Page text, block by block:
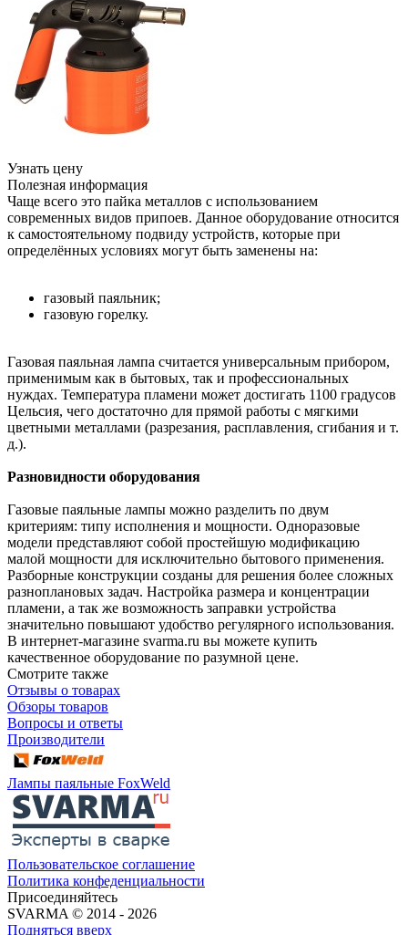
Узнать цену
Полезная информация
Чаще всего это пайка металлов с использованием
современных видов припоев. Данное оборудование относится
к самостоятельному подвиду устройств, которые при
определённых условиях могут быть заменены на:
газовый паяльник;
газовую горелку.
Газовая паяльная лампа считается универсальным прибором,
применимым как в бытовых, так и профессиональных
нуждах. Температура пламени может достигать 1100 градусов
Цельсия, чего достаточно для прямой работы с мягкими
цветными металлами (разрезания, расплавления, сгибания и т.
д.).
Разновидности оборудования
​Газовые паяльные лампы можно разделить по двум
критериям: типу исполнения и мощности. Одноразовые
модели представляют собой простейшую модификацию
малой мощности для исключительно бытового применения.
Разборные конструкции созданы для решения более сложных
разноплановых задач. Настройка размера и концентрации
пламени, а так же возможность заправки устройства
значительно повышают удобство регулярного использования.
В интернет-магазине svarma.ru вы можете купить
качественное оборудование по разумной цене.
Смотрите также
Отзывы о товарах
Обзоры товаров
Вопросы и ответы
Производители
Лампы паяльные FoxWeld
Пользовательское соглашение
Политика конфеденциальности
Присоединяйтесь
SVARMA © 2014 - 2026
Подняться вверх